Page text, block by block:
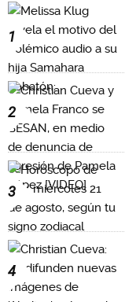
1
2
3
4